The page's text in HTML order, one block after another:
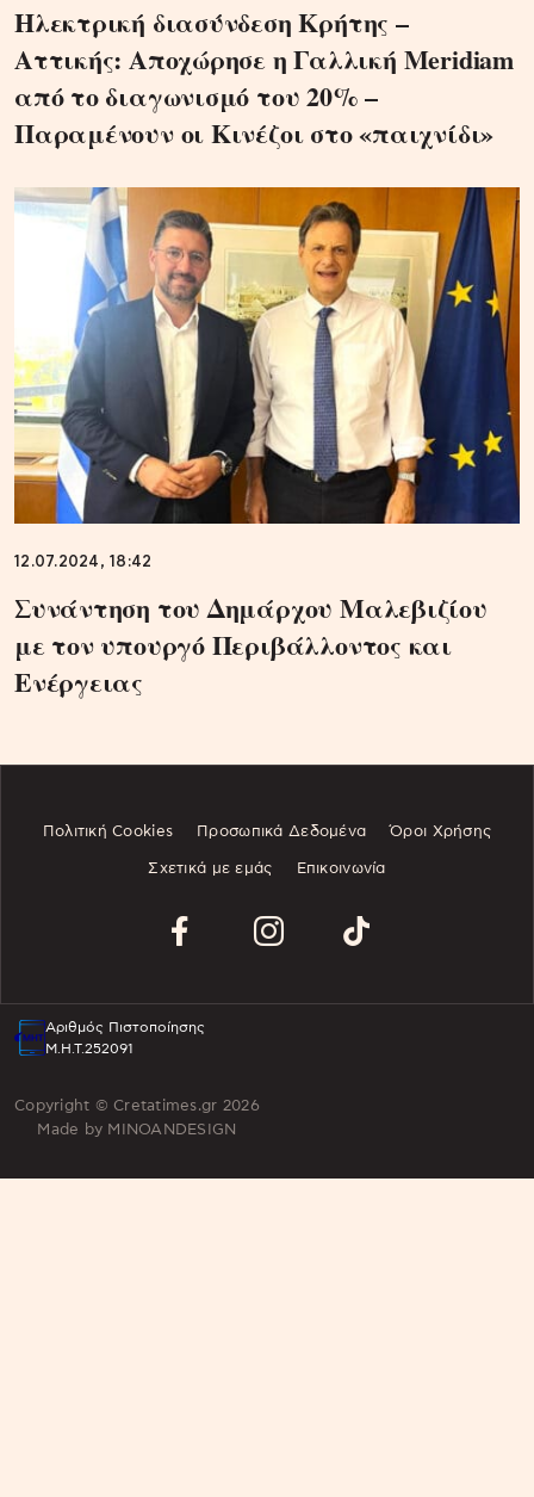
Ηλεκτρική διασύνδεση Κρήτης –
Αττικής: Αποχώρησε η Γαλλική Meridiam
από το διαγωνισμό του 20% –
Παραμένουν οι Κινέζοι στο «παιχνίδι»
12.07.2024, 18:42
Συνάντηση του Δημάρχου Μαλεβιζίου
με τον υπουργό Περιβάλλοντος και
Ενέργειας
Πολιτική Cookies Προσωπικά Δεδομένα Όροι Χρήσης
Σχετικά με εμάς Επικοινωνία
Αριθμός Πιστοποίησης
Μ.Η.Τ.252091
Copyright © Cretatimes.gr 2026
Made by MINOANDESIGN